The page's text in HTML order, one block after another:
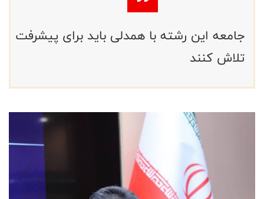
جامعه این رشته با همدلی باید برای پیشرفت
تلاش کنند